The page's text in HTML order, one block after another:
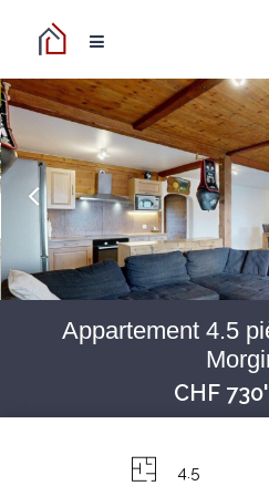
Appartement 4.5
CHF
4.5